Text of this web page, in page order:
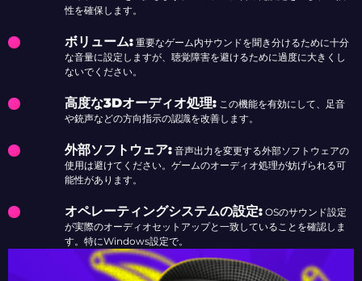
性を確保します。
ボリューム: 重要なゲーム内サウンドを聞き分けるために十分
な音量に設定しますが、聴覚障害を避けるために過度に大きくし
ないでください。
高度な3Dオーディオ処理: この機能を有効にして、足音
や銃声などの方向指示の認識を改善します。
外部ソフトウェア: 音声出力を変更する外部ソフトウェアの
使用は避けてください。ゲームのオーディオ処理が妨げられる可
能性があります。
オペレーティングシステムの設定: OSのサウンド設定
が実際のオーディオセットアップと一致していることを確認しま
す。特にWindows設定で。